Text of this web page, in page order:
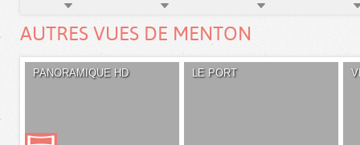
AUTRES VUES DE MENTON
PANORAMIQUE HD LE PORT